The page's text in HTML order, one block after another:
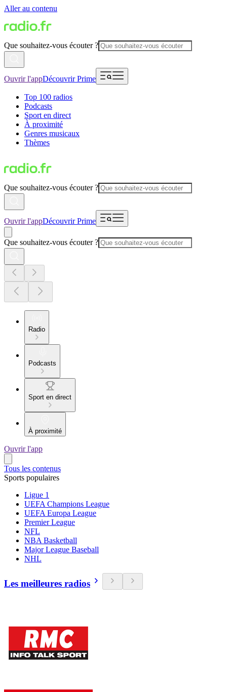
Aller au contenu
Que souhaitez-vous écouter ?
Ouvrir l'appDécouvrir Prime
Top 100 radios
Podcasts
Sport en direct
À proximité
Genres musicaux
Thèmes
Que souhaitez-vous écouter ?
Ouvrir l'appDécouvrir Prime
Que souhaitez-vous écouter ?
Radio
Podcasts
Sport en direct
À proximité
Ouvrir l'app
Tous les contenus
Sports populaires
Ligue 1
UEFA Champions League
UEFA Europa League
Premier League
NFL
NBA Basketball
Major League Baseball
NHL
Les meilleures radios